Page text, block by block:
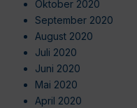
Oktober 2020
September 2020
August 2020
Juli 2020
Juni 2020
Mai 2020
April 2020